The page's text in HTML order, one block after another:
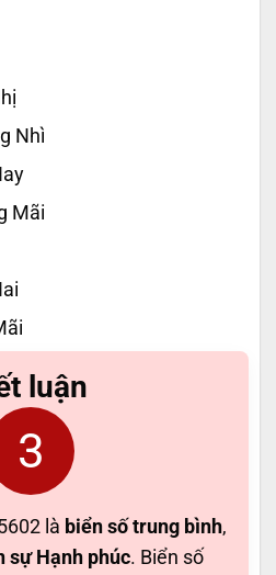
Nhì
Mãi
luận
3
là biển số trung bình,
sự Hạnh phúc. Biển số